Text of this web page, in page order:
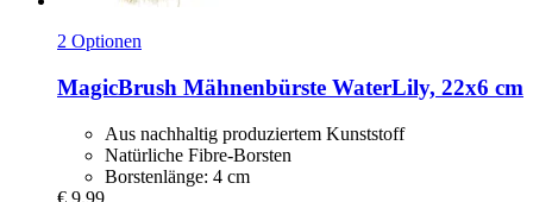
2 Optionen
MagicBrush Mähnenbürste WaterLily, 22x6 cm
Aus nachhaltig produziertem Kunststoff
Natürliche Fibre-Borsten
Borstenlänge: 4 cm
€ 9,99